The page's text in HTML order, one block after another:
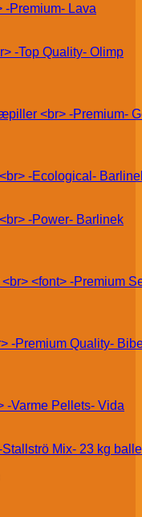
Lava
Olimp
Barlinek
Vida